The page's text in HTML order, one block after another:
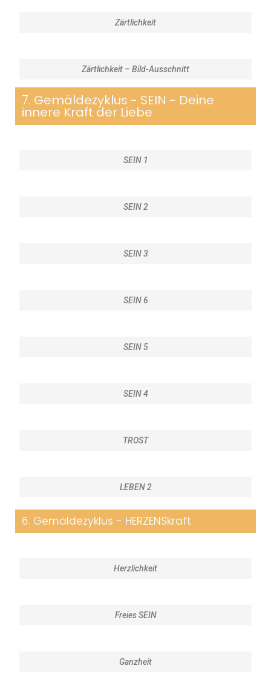
Zärtlichkeit
Zärtlichkeit – Bild-Ausschnitt
7. Gemäldezyklus - SEIN - Deine
innere Kraft der Liebe
SEIN 1
SEIN 2
SEIN 3
SEIN 6
SEIN 5
SEIN 4
TROST
LEBEN 2
6. Gemäldezyklus - HERZENSkraft
Herzlichkeit
Freies SEIN
Ganzheit